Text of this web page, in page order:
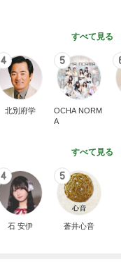
すべて見る
4
北別府学
5
OCHA NORM
A
すべて見る
4
石 安伊
5
蒼井心音